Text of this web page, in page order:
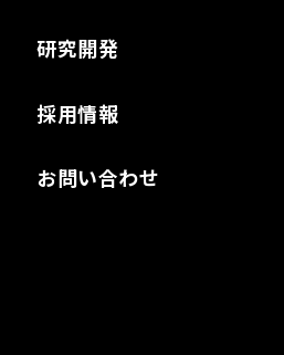
研究開発
採用情報
お問い合わせ